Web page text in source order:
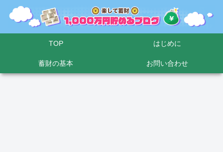
TOP はじめに
蓄財の基本 お問い合わせ